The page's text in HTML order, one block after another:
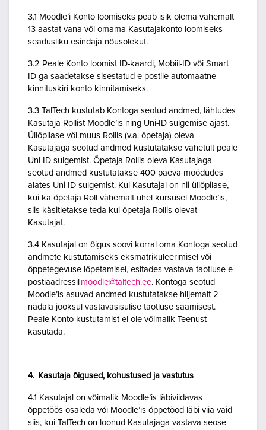
3.1 Moodle’i Konto loomiseks peab isik olema vähemalt
13 aastat vana või omama Kasutajakonto loomiseks
seadusliku esindaja nõusolekut.
3.2 Peale Konto loomist ID-kaardi, Mobiil-ID või Smart
ID-ga saadetakse sisestatud e-postile automaatne
kinnituskiri konto kinnitamiseks.
3.3 TalTech kustutab Kontoga seotud andmed, lähtudes
Kasutaja Rollist Moodle’is ning Uni-ID sulgemise ajast.
Üliõpilase või muus Rollis (v.a. õpetaja) oleva
Kasutajaga seotud andmed kustutatakse vahetult peale
Uni-ID sulgemist. Õpetaja Rollis oleva Kasutajaga
seotud andmed kustutatakse 400 päeva möödudes
alates Uni-ID sulgemist. Kui Kasutajal on nii üliõpilase,
kui ka õpetaja Roll vähemalt ühel kursusel Moodle’is,
siis käsitletakse teda kui õpetaja Rollis olevat
Kasutajat.
3.4 Kasutajal on õigus soovi korral oma Kontoga seotud
andmete kustutamiseks eksmatrikuleerimisel või
õppetegevuse lõpetamisel, esitades vastava taotluse e-
postiaadressil moodle@taltech.ee. Kontoga seotud
Moodle’is asuvad andmed kustutatakse hiljemalt 2
nädala jooksul vastavasisulise taotluse saamisest.
Peale Konto kustutamist ei ole võimalik Teenust
kasutada.
4. Kasutaja õigused, kohustused ja vastutus
4.1 Kasutajal on võimalik Moodle’is läbiviidavas
õppetöös osaleda või Moodle’is õppetööd läbi viia vaid
siis, kui TalTech on loonud Kasutajaga vastava seose